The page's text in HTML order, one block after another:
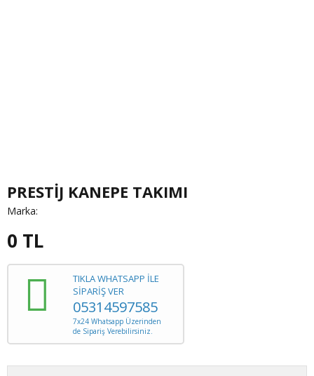
PRESTİJ KANEPE TAKIMI
Marka:
0 TL
TIKLA WHATSAPP İLE
SİPARİŞ VER
05314597585
7x24 Whatsapp Üzerinden
de Sipariş Verebilirsiniz.